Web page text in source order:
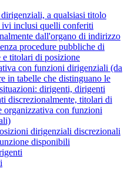
a qualsiasi titolo
inclusi quelli conferiti
dall'organo di indirizzo
procedure pubbliche di
e titolari di posizione
con funzioni dirigenziali (da
in tabelle che distinguano le
dirigenti, dirigenti
discrezionalmente, titolari di
organizzativa con funzioni
dirigenziali discrezionali
disponibili